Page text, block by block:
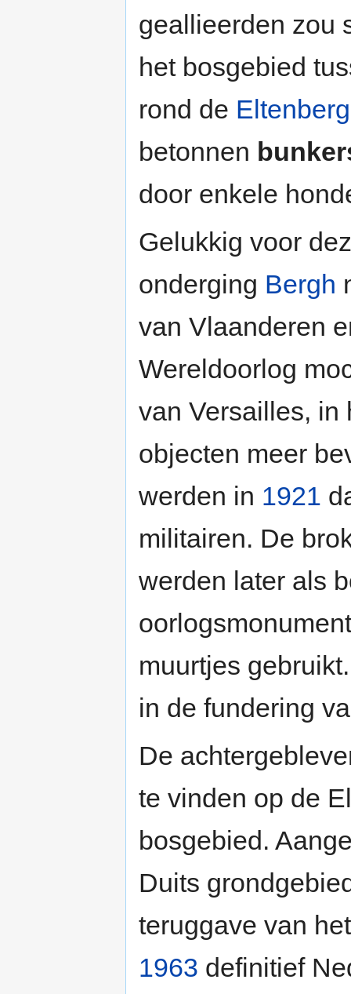
geallieerden zou
het bosgebied
rond de Eltenberg
betonnen
door enkele
Gelukkig voor
onderging Bergh
van Vlaanderen
Wereldoorlog
van Versailles, in
objecten meer
werden in 1921
militairen. De
werden later als
muurtjes
in de fundering
De
te vinden op de
bosgebied.
Duits
teruggave van
1963 definitief